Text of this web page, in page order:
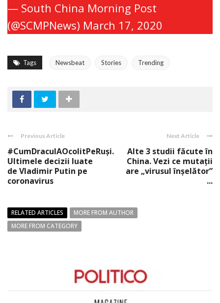
— South China Morning Post
(@SCMPNews) March 17, 2020
Tags Newsbeat Stories Trending
Previous Article
#CumDracuIAOcolitPeRuşi.
Ultimele decizii luate
de Vladimir Putin pe
coronavirus
Next Article
Alte 3 studii făcute în
China. Vezi ce mutaţii
are „virusul înşelător”
...
RELATED ARTICLES
MORE FROM AUTHOR
MORE FROM CATEGORY